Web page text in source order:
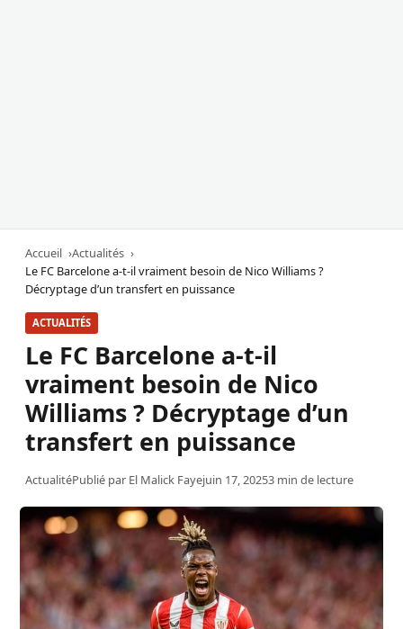
Accueil
Actualités
Le FC Barcelone a-t-il vraiment besoin de Nico Williams ?
Décryptage d’un transfert en puissance
ACTUALITÉS
Le FC Barcelone a-t-il
vraiment besoin de Nico
Williams ? Décryptage d’un
transfert en puissance
ActualitéPublié par El Malick Fayejuin 17, 20253 min de lecture